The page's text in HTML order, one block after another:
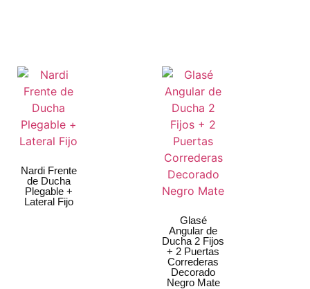
Nardi Frente
de Ducha
Plegable +
Lateral Fijo
Glasé
Angular de
Ducha 2 Fijos
+ 2 Puertas
Correderas
Decorado
Negro Mate